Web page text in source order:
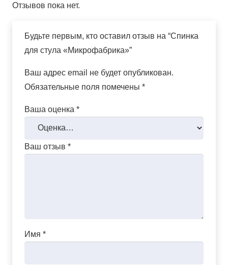
Отзывов пока нет.
Будьте первым, кто оставил отзыв на “Спинка
для стула «Микрофабрика»”
Ваш адрес email не будет опубликован.
Обязательные поля помечены *
Ваша оценка *
Ваш отзыв *
Имя *